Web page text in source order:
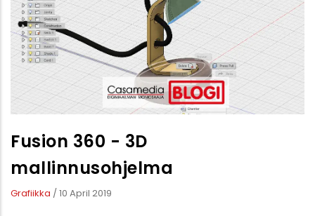
Fusion 360 - 3D
mallinnusohjelma
Grafiikka / 10 April 2019